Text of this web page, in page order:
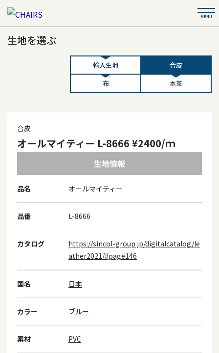
生地を選ぶ
輸入生地
合皮
布
本革
合皮
オールマイティー L-8666 ¥2400/ｍ
生地情報
品名 オールマイティー
品番 L-8666
カタログ
https://sincol-group.jp/digitalcatalog/le
ather2021/#page146
国名 日本
カラー ブルー
素材 PVC